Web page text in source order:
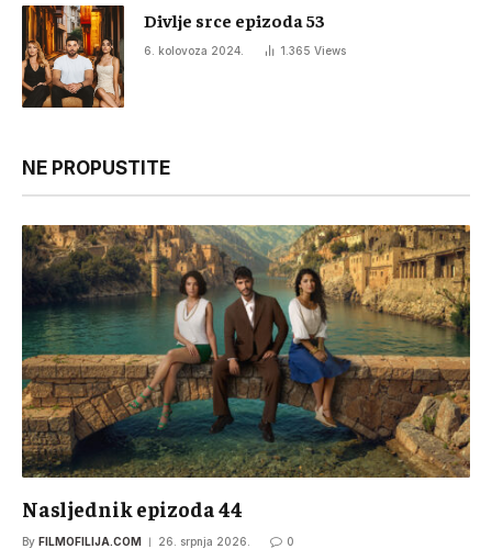
Divlje srce epizoda 53
6. kolovoza 2024. 1.365 Views
NE PROPUSTITE
Nasljednik epizoda 44
By FILMOFILIJA.COM 26. srpnja 2026. 0